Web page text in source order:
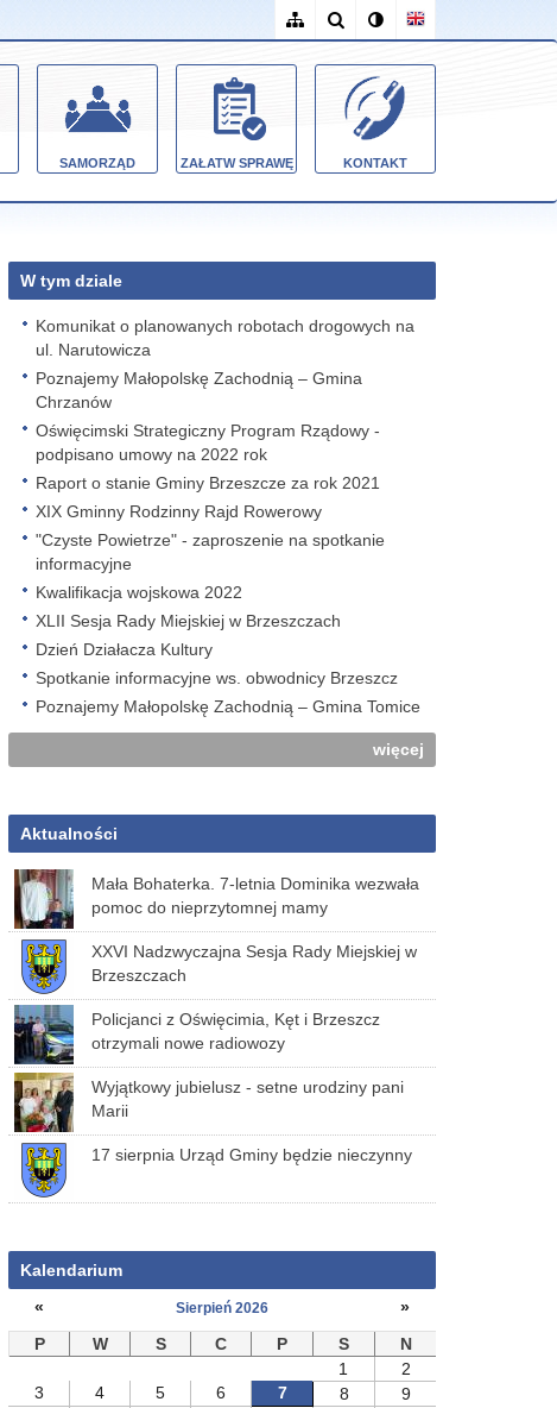
SAMORZĄD ZAŁATW SPRAWĘ KONTAKT
W tym dziale
Komunikat o planowanych robotach drogowych na
ul. Narutowicza
Poznajemy Małopolskę Zachodnią – Gmina
Chrzanów
Oświęcimski Strategiczny Program Rządowy -
podpisano umowy na 2022 rok
Raport o stanie Gminy Brzeszcze za rok 2021
XIX Gminny Rodzinny Rajd Rowerowy
"Czyste Powietrze" - zaproszenie na spotkanie
informacyjne
Kwalifikacja wojskowa 2022
XLII Sesja Rady Miejskiej w Brzeszczach
Dzień Działacza Kultury
Spotkanie informacyjne ws. obwodnicy Brzeszcz
Poznajemy Małopolskę Zachodnią – Gmina Tomice
więcej
Aktualności
Mała Bohaterka. 7-letnia Dominika wezwała
pomoc do nieprzytomnej mamy
XXVI Nadzwyczajna Sesja Rady Miejskiej w
Brzeszczach
Policjanci z Oświęcimia, Kęt i Brzeszcz
otrzymali nowe radiowozy
Wyjątkowy jubielusz - setne urodziny pani
Marii
17 sierpnia Urząd Gminy będzie nieczynny
Kalendarium
«
Sierpień 2026
»
P
W S C P S
N
1
2
3
4 5 6 7 8
9